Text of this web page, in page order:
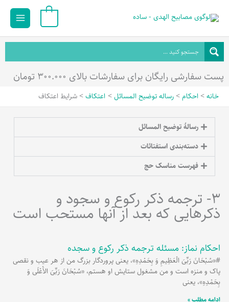
محتوا
Main
پست سفارشی رایگان برای سفارشات بالای ۳۰۰.۰۰۰ تومان
خانه احکام رساله توضیح المسائل اعتکاف شرایط اعتکاف
رسالۀ توضیح المسائل
دسته‌بندی استفتائات
فهرست مناسک حج
3- ترجمه ذکر رکوع و سجود و
ذکرهایی که بعد از آنها مستحب است
احکام نماز: مسئله ترجمه ذکر رکوع و سجده
#«سُبْحَانَ رَبِّیَ الْعَظِیمِ وَ بِحَمْدِهِ»، یعنی پروردگار بزرگ من از هر عیب و نقصی
پاک و منزه است و من مشغول ستایش او هستم، «سُبْحَانَ رَبِّیَ الاَْعْلَی وَ
بِحَمْدِهِ»، یعنی
ادامه مطلب »